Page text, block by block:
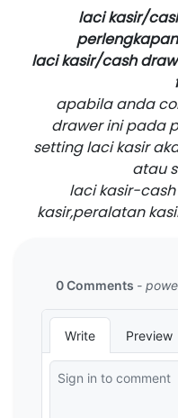
laci kasir/
laci kasir/cash
apabila anda
drawer ini pada
setting laci kasir
atau
laci kasir-
kasir,peralatan